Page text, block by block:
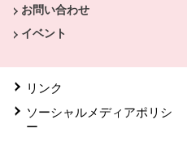
お問い合わせ
イベント
リンク
ソーシャルメディアポリシ
ー